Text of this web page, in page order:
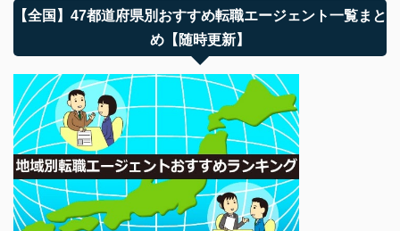
【全国】47都道府県別おすすめ転職エージェント一覧まと
め【随時更新】